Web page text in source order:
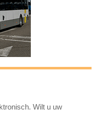
Wilt u uw